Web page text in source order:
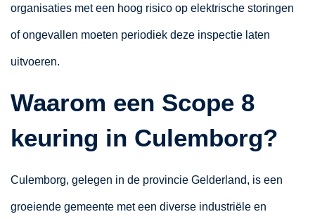
organisaties met een hoog risico op elektrische storingen
of ongevallen moeten periodiek deze inspectie laten
uitvoeren.
Waarom een Scope 8
keuring in Culemborg?
Culemborg, gelegen in de provincie Gelderland, is een
groeiende gemeente met een diverse industriële en